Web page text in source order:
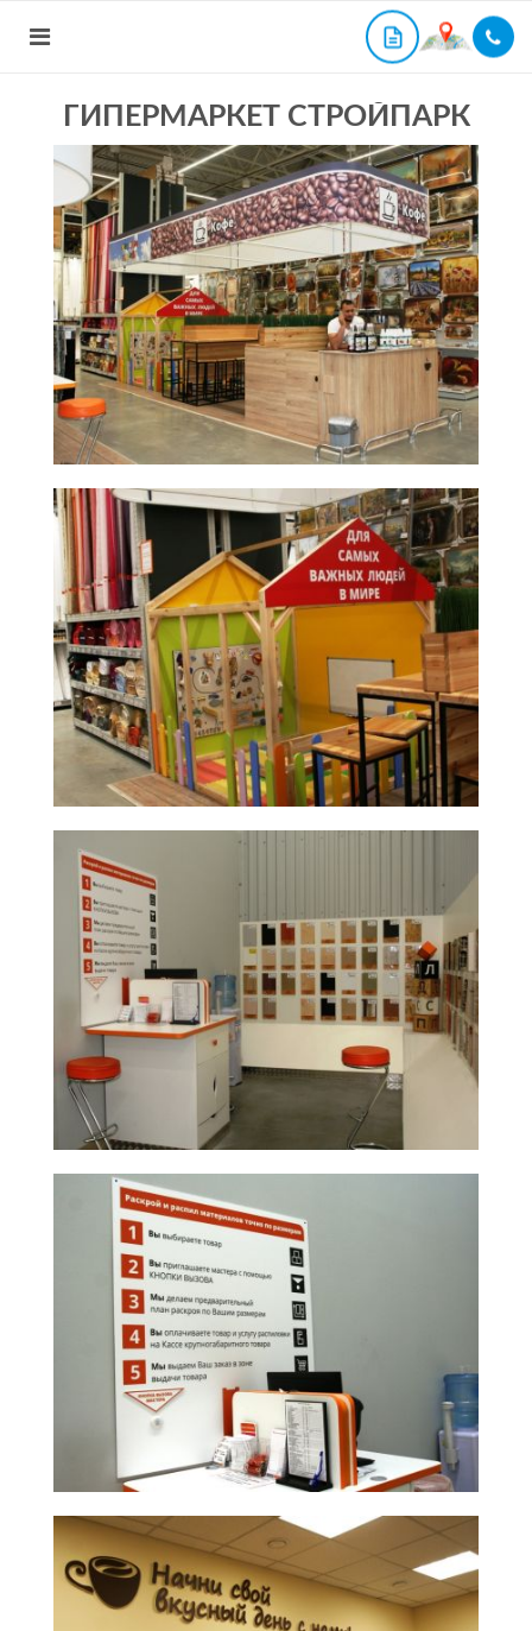
ГИПЕРМАРКЕТ СТРОЙПАРК